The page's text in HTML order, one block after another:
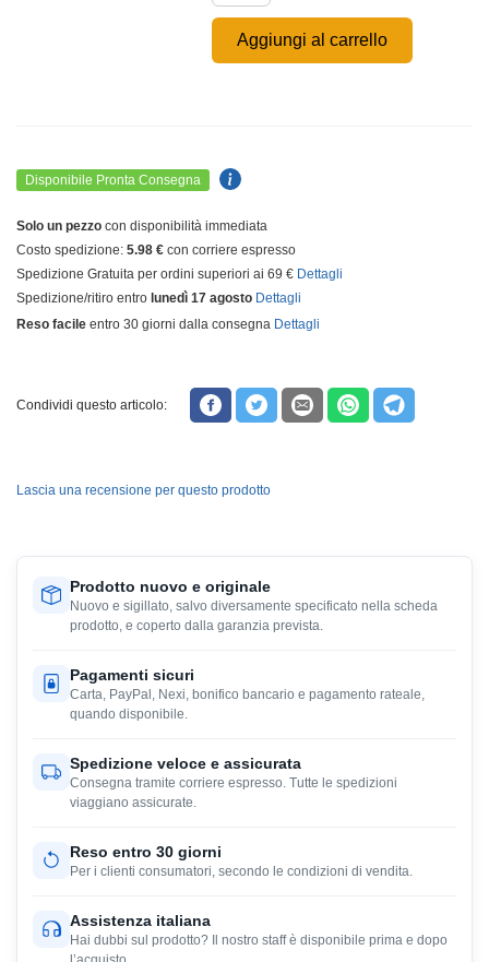
Aggiungi al carrello
Disponibile Pronta Consegna
Solo un pezzo con disponibilità immediata
Costo spedizione: 5.98 € con corriere espresso
Spedizione Gratuita per ordini superiori ai 69 € Dettagli
Spedizione/ritiro entro lunedì 17 agosto Dettagli
Reso facile entro 30 giorni dalla consegna Dettagli
Condividi questo articolo:
Lascia una recensione per questo prodotto
Prodotto nuovo e originale
Nuovo e sigillato, salvo diversamente specificato nella scheda
prodotto, e coperto dalla garanzia prevista.
Pagamenti sicuri
Carta, PayPal, Nexi, bonifico bancario e pagamento rateale,
quando disponibile.
Spedizione veloce e assicurata
Consegna tramite corriere espresso. Tutte le spedizioni
viaggiano assicurate.
Reso entro 30 giorni
Per i clienti consumatori, secondo le condizioni di vendita.
Assistenza italiana
Hai dubbi sul prodotto? Il nostro staff è disponibile prima e dopo